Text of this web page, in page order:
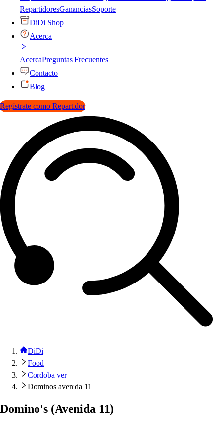
RepartidoresGananciasSoporte
DiDi Shop
Acerca
AcercaPreguntas Frecuentes
Contacto
Blog
Regístrate como Repartidor
DiDi
Food
Cordoba ver
Dominos avenida 11
Domino's (Avenida 11)